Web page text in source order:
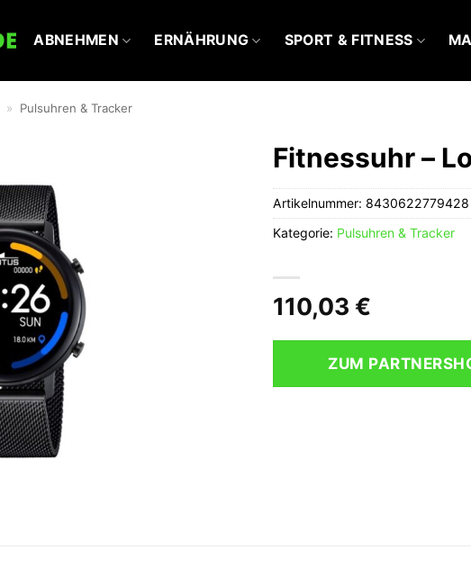
ABNEHMEN ERNÄHRUNG SPORT & FITNESS
» Pulsuhren & Tracker
Fitnessuhr –
110,03 €
ZUM
Artikelnummer: 8430622779428
Kategorie: Pulsuhren & Tracker